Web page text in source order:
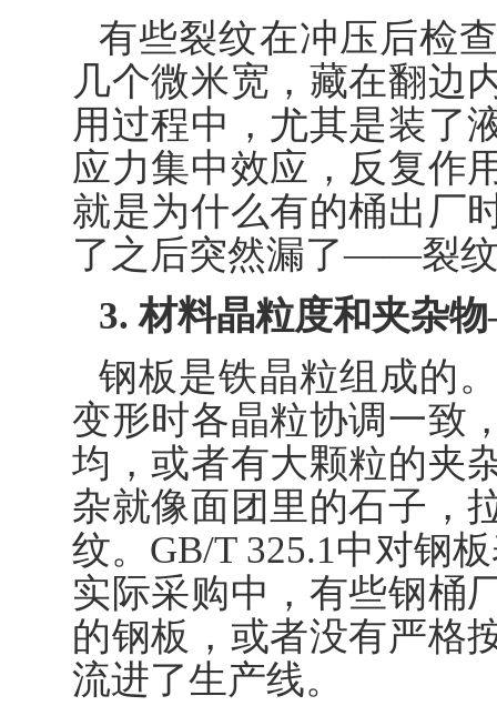
有些裂纹在冲压后检
几个微米宽，藏在翻边
用过程中，尤其是装了
应力集中效应，反复作
就是为什么有的桶出厂
了之后突然漏了——裂
3. 材料晶粒度和夹杂
钢板是铁晶粒组成的
变形时各晶粒协调一致
均，或者有大颗粒的夹
杂就像面团里的石子，
纹。GB/T 325.1中对钢
实际采购中，有些钢桶
的钢板，或者没有严格
流进了生产线。